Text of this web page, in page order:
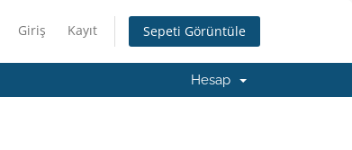
Giriş Kayıt Sepeti Görüntüle
Hesap